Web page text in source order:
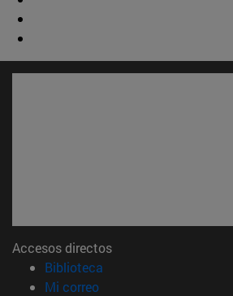
Accesos directos
Biblioteca
Mi correo(abre en nueva ventana)